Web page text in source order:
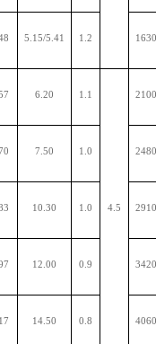
5.15/5.41 1.2 1630
6.20 1.1
4.5
2100
7.50 1.0 2480
10.30 1.0 2910
12.00 0.9 3420
14.50 0.8 4060